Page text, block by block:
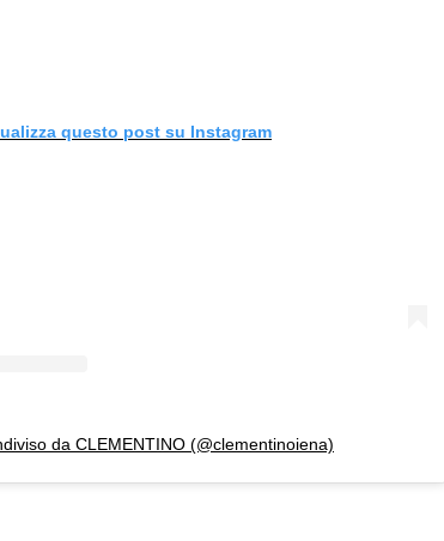
questo post su Instagram
da CLEMENTINO (@clementinoiena)